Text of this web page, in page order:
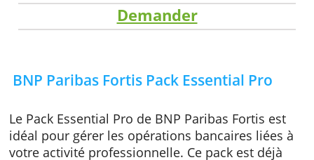
Demander
BNP Paribas Fortis Pack Essential Pro